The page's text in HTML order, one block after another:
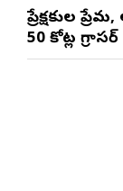
ప్రేక్షకుల
50 కోట్ల
సాయి రాజేష్